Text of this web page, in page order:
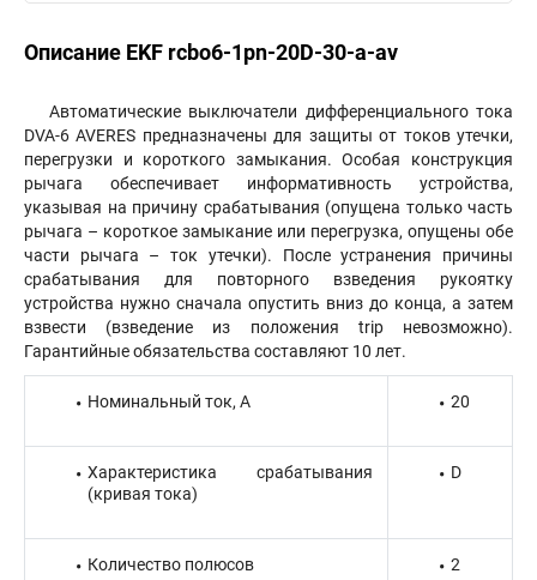
Описание EKF rcbo6-1pn-20D-30-a-av
Автоматические выключатели дифференциального тока
DVA-6 AVERES предназначены для защиты от токов утечки,
перегрузки и короткого замыкания. Особая конструкция
рычага обеспечивает информативность устройства,
указывая на причину срабатывания (опущена только часть
рычага – короткое замыкание или перегрузка, опущены обе
части рычага – ток утечки). После устранения причины
срабатывания для повторного взведения рукоятку
устройства нужно сначала опустить вниз до конца, а затем
взвести (взведение из положения trip невозможно).
Гарантийные обязательства составляют 10 лет.
Номинальный ток, А 20
Характеристика срабатывания
(кривая тока)
D
Количество полюсов 2